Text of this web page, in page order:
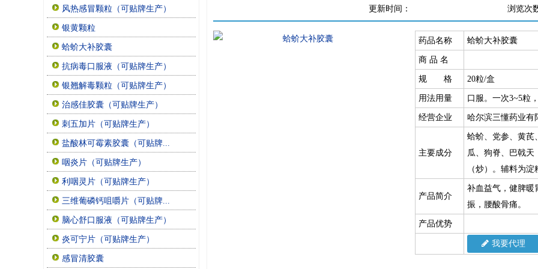
风热感冒颗粒（可贴牌生产）
银黄颗粒
蛤蚧大补胶囊
抗病毒口服液（可贴牌生产）
银翘解毒颗粒（可贴牌生产）
治感佳胶囊（可贴牌生产）
刺五加片（可贴牌生产）
盐酸林可霉素胶囊（可贴牌...
咽炎片（可贴牌生产）
利咽灵片（可贴牌生产）
三维葡磷钙咀嚼片（可贴牌...
脑心舒口服液（可贴牌生产）
炎可宁片（可贴牌生产）
感冒清胶囊
更新时间： 浏览次
药品名称 蛤蚧大补胶囊
商 品 名
规 格 20粒/盒
用法用量 口服。一次3~5粒
经营企业 哈尔滨三懂药业有
主要成分
蛤蚧、党参、黄芪
瓜、狗脊、巴戟
（炒）。辅料为
产品简介
补血益气，健脾暖
振，腰酸骨痛。
产品优势
我要代理